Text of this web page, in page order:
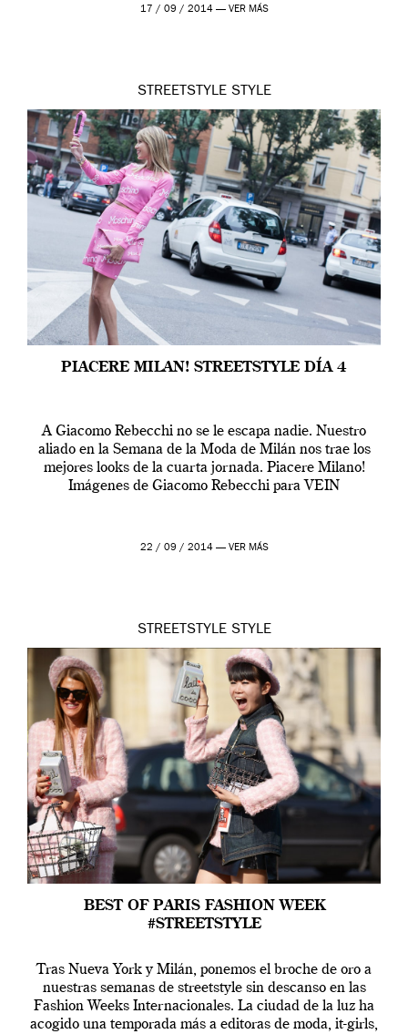
17 / 09 / 2014 — VER MÁS
STREETSTYLE STYLE
PIACERE MILAN! STREETSTYLE DÍA 4
A Giacomo Rebecchi no se le escapa nadie. Nuestro
aliado en la Semana de la Moda de Milán nos trae los
mejores looks de la cuarta jornada. Piacere Milano!
Imágenes de Giacomo Rebecchi para VEIN
22 / 09 / 2014 — VER MÁS
STREETSTYLE STYLE
BEST OF PARIS FASHION WEEK
#STREETSTYLE
Tras Nueva York y Milán, ponemos el broche de oro a
nuestras semanas de streetstyle sin descanso en las
Fashion Weeks Internacionales. La ciudad de la luz ha
acogido una temporada más a editoras de moda, it-girls,